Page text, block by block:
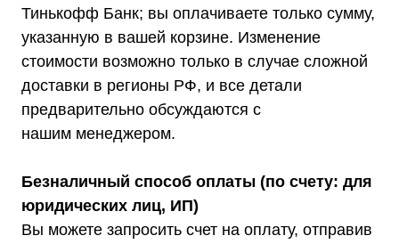
Тинькофф Банк; вы оплачиваете только сумму,
указанную в вашей корзине. Изменение
стоимости возможно только в случае сложной
доставки в регионы РФ, и все детали
предварительно обсуждаются с
нашим менеджером.
Безналичный способ оплаты (по счету: для
юридических лиц, ИП)
Вы можете запросить счет на оплату, отправив